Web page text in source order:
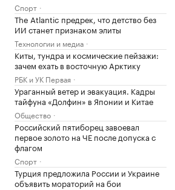
Спорт
The Atlantic предрек, что детство без
ИИ станет признаком элиты
Технологии и медиа
Киты, тундра и космические пейзажи:
зачем ехать в восточную Арктику
РБК и УК Первая
Ураганный ветер и эвакуация. Кадры
тайфуна «Долфин» в Японии и Китае
Общество
Российский пятиборец завоевал
первое золото на ЧЕ после допуска с
флагом
Спорт
Турция предложила России и Украине
объявить мораторий на бои